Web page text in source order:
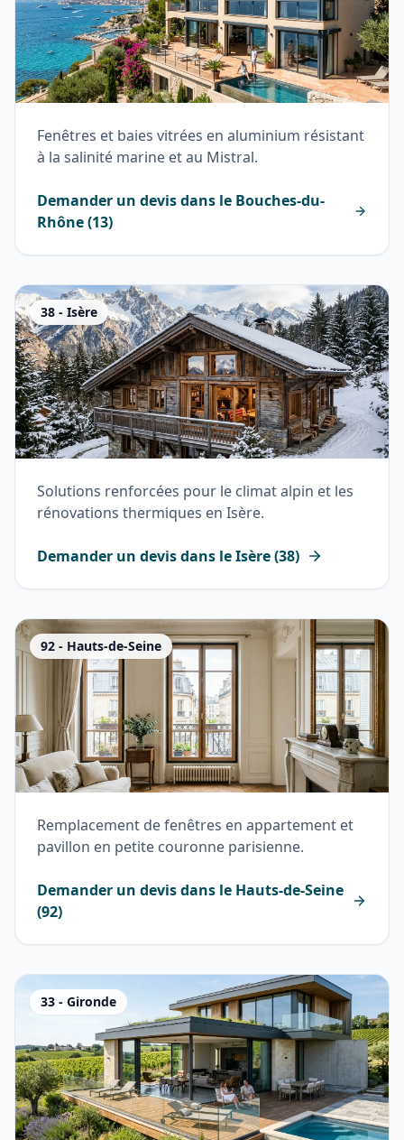
Fenêtres et baies vitrées en aluminium résistant
à la salinité marine et au Mistral.
Demander un devis dans le Bouches-du-
Rhône(13)
38 - Isère
Solutions renforcées pour le climat alpin et les
rénovations thermiques en Isère.
Demander un devis dans leIsère(38)
92 - Hauts-de-Seine
Remplacement de fenêtres en appartement et
pavillon en petite couronne parisienne.
Demander un devis dans le Hauts-de-Seine
(92)
33 - Gironde